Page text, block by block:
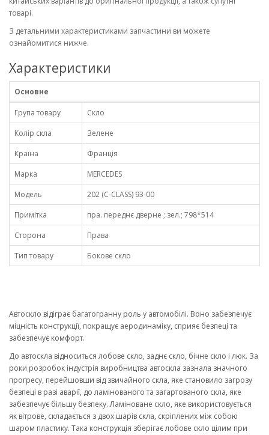
товарі.
З детальними характеристиками запчастини ви можете
ознайомитися нижче.
Характеристики
Основне
Група товару
Скло
Колір скла
Зелене
Країна
Франція
Марка
MERCEDES
Модель
202 (C-CLASS) 93-00
Примітка
пра. переднє дверне ; зел.; 798*514
Сторона
Права
Тип товару
Бокове скло
Автоскло відіграє багатогранну роль у автомобілі. Воно забезпечує
міцність конструкції, покращує аеродинаміку, сприяє безпеці та
забезпечує комфорт.
До автоскла відноситься лобове скло, заднє скло, бічне скло і люк. За
роки розробок індустрія виробництва автоскла зазнала значного
прогресу, перейшовши від звичайного скла, яке становило загрозу
безпеці в разі аварії, до ламінованого та загартованого скла, яке
забезпечує більшу безпеку. Ламіноване скло, яке використовується
як вітрове, складається з двох шарів скла, скріплених між собою
шаром пластику. Така конструкція зберігає лобове скло цілим при